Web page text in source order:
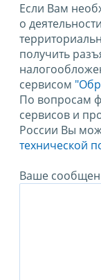
Если Вам
о
получить
сервисом
По вопросам
сервисов и
России Вы
технической
Ваше